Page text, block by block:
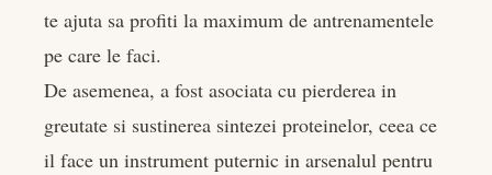
te ajuta sa profiti la maximum de antrenamentele
pe care le faci.
De asemenea, a fost asociata cu pierderea in
greutate si sustinerea sintezei proteinelor, ceea ce
il face un instrument puternic in arsenalul pentru